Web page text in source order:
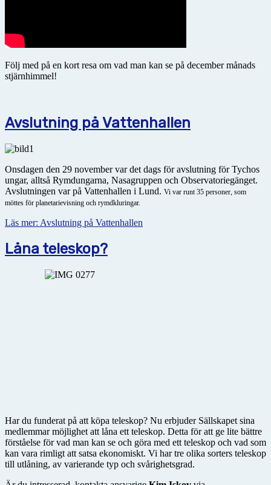
Följ med på en kort resa om vad man kan se på december månads
stjärnhimmel!
Avslutning på Vattenhallen
Onsdagen den 29 november var det dags för avslutning för Tychos
ungar, alltså Rymdungarna, Nasagruppen och Observatoriegänget.
Avslutningen var på Vattenhallen i Lund. Vi var runt 35 personer, som
möttes för planetarievisning och rymdkluringar.
Läs mer: Avslutning på Vattenhallen
Låna teleskop?
Har du funderat på att köpa teleskop? Nu erbjuder Sällskapet sina
medlemmar möjlighet att låna ett teleskop. Detta för att ge lite bättre
förståelse för vad man kan se och göra med ett teleskop och vad som
kan vara rimligt att satsa ekonomiskt. Vi har tre olika sorters teleskop
till utlåning, av varierande typ och svårighetsgrad.